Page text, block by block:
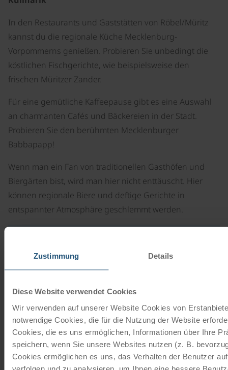
Zustimmung Details
Diese Website verwendet Cookies
Wir verwenden auf unserer Website Cookies von
notwendige Cookies, die für die Nutzung der Website
Cookies, die es uns ermöglichen, Informationen über Ihre
speichern, wenn Sie unsere Websites nutzen (z. B.
Cookies ermöglichen es uns, das Verhalten der Benutzer
verfolgen und zu analysieren, um Ihnen eine bessere
In den Restaurants und Gaststätten von Röbel/Müritz
kannst du die regionale Küche Mecklenburg-
Vorpommerns genießen. Probieren Sie unbedingt die
köstlichen Fischgerichte, wie beispielsweise den
frischen Müritzer Zander.
Für eine gemütliche Kaffeepause gibt es eine Auswahl
an charmanten Cafés und Bäckereien in der Stadt.
Probieren Sie den berühmten Mecklenburger
Babbapapp!
Wenn man ein Fan von traditionellen Gasthöfen und
Biergärten bist, wird man hier nicht enttäuscht. Hier
können regionale Biere und deftige Gerichte in
entspannter Atmosphäre geschlemmt werden.
Adresse
Deutschland
E-Mail schreiben
Zur Webseite